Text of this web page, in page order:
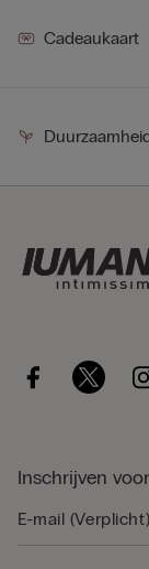
Cadeaukaart
Inschrijven